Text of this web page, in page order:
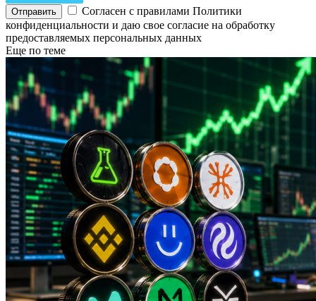
Согласен с правилами Политики
конфиденциальности и даю свое согласие на обработку
предоставляемых персональных данных
Еще по теме